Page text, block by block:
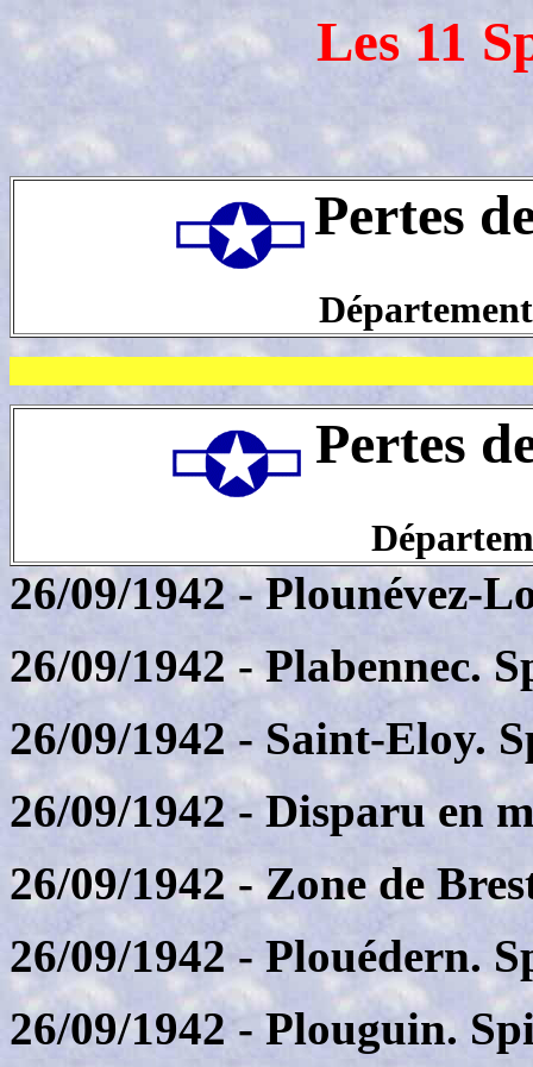
Les 11
Pertes
Pertes
26/09/1942- Plounévez-
26/09/1942- Plabennec.
26/09/1942 - Saint-Eloy.
26/09/1942- Disparu en
26/09/1942 - Zone de
26/09/1942- Plouédern.
26/09/1942- Plouguin.